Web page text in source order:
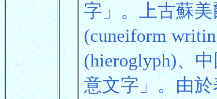
字」。上古蘇
(cuneiform
(hieroglyph)、
意文字」。由